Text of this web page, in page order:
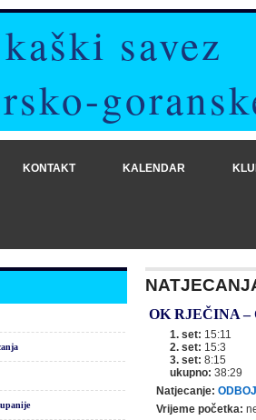
savez
KONTAKT KALENDAR
OK RJEČINA–
1. set: 15:11
2. set: 15:3
3. set: 8:15
ukupno: 38:29
Natjecanje:
Vrijeme početka: